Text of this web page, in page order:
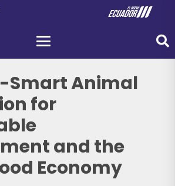
Smart Animal
for
and the
Economy